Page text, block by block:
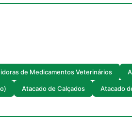
de Medicamentos Veterinários
Atacado de Calçados Atacado